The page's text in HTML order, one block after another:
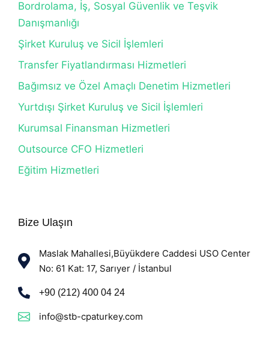
Bordrolama, İş, Sosyal Güvenlik ve Teşvik
Danışmanlığı
Şirket Kuruluş ve Sicil İşlemleri
Transfer Fiyatlandırması Hizmetleri
Bağımsız ve Özel Amaçlı Denetim Hizmetleri
Yurtdışı Şirket Kuruluş ve Sicil İşlemleri
Kurumsal Finansman Hizmetleri
Outsource CFO Hizmetleri
Eğitim Hizmetleri
Bize Ulaşın
Maslak Mahallesi,Büyükdere Caddesi USO Center
No: 61 Kat: 17, Sarıyer / İstanbul
+90 (212) 400 04 24
info@stb-cpaturkey.com